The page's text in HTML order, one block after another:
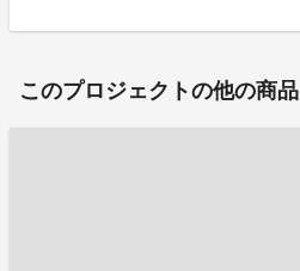
このプロジェクトの他の商品